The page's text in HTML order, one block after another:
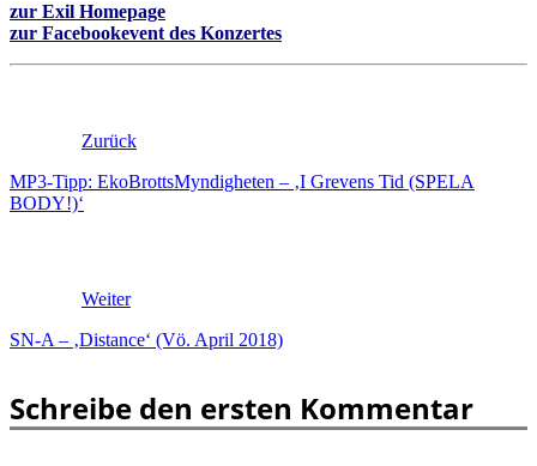
zur Exil Homepage
zur Facebookevent des Konzertes
Zurück
MP3-Tipp: EkoBrottsMyndigheten – ‚I Grevens Tid (SPELA
BODY​!​)‘
Weiter
SN-A – ‚Distance‘ (Vö. April 2018)
Schreibe den ersten Kommentar